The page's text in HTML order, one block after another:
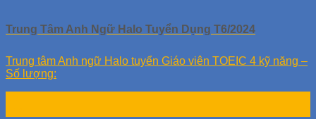
Trung Tâm Anh Ngữ Halo Tuyển Dụng T6/2024
Trung tâm Anh ngữ Halo tuyển Giáo viên TOEIC 4 kỹ năng –
Số lượng: